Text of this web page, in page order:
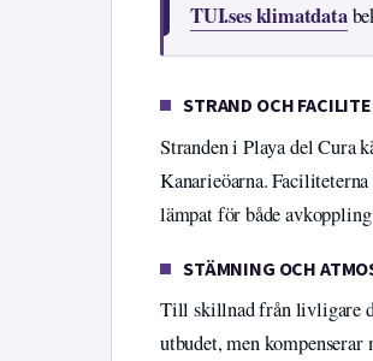
TUI.ses klimatdata
STRAND OCH
Stranden i Playa del Cura
Kanarieöarna.
lämpat för både
STÄMNING OCH
Till skillnad från livligare
utbudet, men